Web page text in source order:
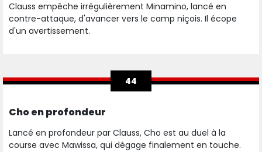
Clauss empêche irrégulièrement Minamino, lancé en
contre-attaque, d'avancer vers le camp niçois. Il écope
d'un avertissement.
44
Cho en profondeur
Lancé en profondeur par Clauss, Cho est au duel à la
course avec Mawissa, qui dégage finalement en touche.